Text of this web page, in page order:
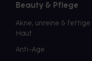
Beauty & Pflege
Akne, unreine & fettige
Haut
Anti-Age